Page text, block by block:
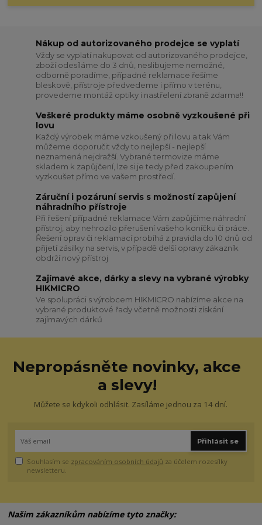
Nákup od autorizovaného prodejce se vyplatí
Vždy se vyplatí nakupovat od autorizovaného prodejce,
zboží odesíláme do 3 dnů, neslibujeme nemožné,
odborně poradíme, případné reklamace řešíme
bleskově, přístroje předvedeme i přímo v terénu,
provedeme montáž optiky i nastřelení zbraně zdarma!!
Veškeré produkty máme osobně vyzkoušené při
lovu
Každý výrobek máme vzkoušený při lovu a tak Vám
můžeme doporučit vždy to nejlepší - nejlepší
neznamená nejdražší. Vybrané termovize máme
skladem k zapůjčení, lze si je tedy před zakoupením
vyzkoušet přímo ve vašem prostředí.
Záruční i pozáruní servis s možností zapůjení
náhradního přístroje
Při řešení případné reklamace Vám zapůjčíme náhradní
přístroj, aby nehrozilo přerušení vašeho koníčku či práce.
Řešení oprav či reklamací probíhá z pravidla do 10 dnů od
přijetí zásilky na servis, v případě delší opravy zákazník
obdrží nový přístroj
Zajímavé akce, dárky a slevy na vybrané výrobky
HIKMICRO
Ve spolupráci s výrobcem HIKMICRO nabízíme akce na
vybrané produktové řady včetně možnosti získání
zajímavých dárků
Nepropásněte novinky, akce
a slevy!
Můžete se kdykoli odhlásit. Zasíláme jednou za 14 dní.
Přihlásit se
Souhlasím se zpracováním osobních údajů za účelem rozesílky
newsletteru.
Našim zákazníkům nabízíme tyto značky: